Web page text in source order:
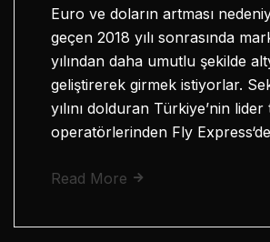
Euro ve doların artması
geçen 2018 yılı sonrasında
yılından daha umutlu şekilde
geliştirerek girmek istiyorlar.
yılını dolduran Türkiye’nin
operatörlerinden Fly
Read More